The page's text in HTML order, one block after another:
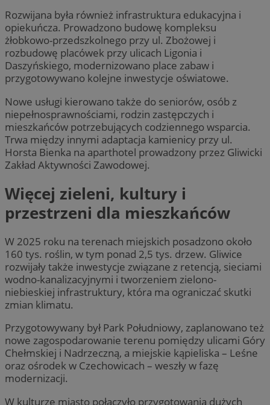
Rozwijana była również infrastruktura edukacyjna i
opiekuńcza. Prowadzono budowę kompleksu
żłobkowo-przedszkolnego przy ul. Zbożowej i
rozbudowę placówek przy ulicach Ligonia i
Daszyńskiego, modernizowano place zabaw i
przygotowywano kolejne inwestycje oświatowe.
Nowe usługi kierowano także do seniorów, osób z
niepełnosprawnościami, rodzin zastępczych i
mieszkańców potrzebujących codziennego wsparcia.
Trwa między innymi adaptacja kamienicy przy ul.
Horsta Bienka na aparthotel prowadzony przez Gliwicki
Zakład Aktywności Zawodowej.
Więcej zieleni, kultury i
przestrzeni dla mieszkańców
W 2025 roku na terenach miejskich posadzono około
160 tys. roślin, w tym ponad 2,5 tys. drzew. Gliwice
rozwijały także inwestycje związane z retencją, sieciami
wodno-kanalizacyjnymi i tworzeniem zielono-
niebieskiej infrastruktury, która ma ograniczać skutki
zmian klimatu.
Przygotowywany był Park Południowy, zaplanowano też
nowe zagospodarowanie terenu pomiędzy ulicami Góry
Chełmskiej i Nadrzeczną, a miejskie kąpieliska – Leśne
oraz ośrodek w Czechowicach – weszły w fazę
modernizacji.
W kulturze miasto połączyło przygotowania dużych